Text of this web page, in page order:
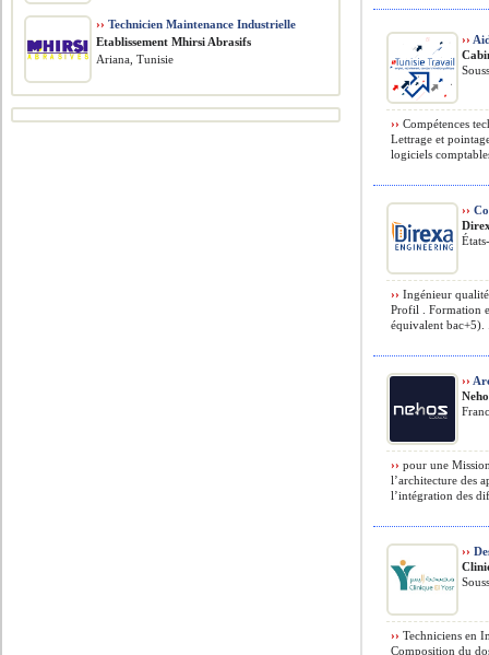
››
›› Compétences
Lettrage et
logiciels
››
›› Ingénieur
Profil . Formation
équivalent bac+5).
››
›› pour une
l’architecture des
l’intégration des
››
›› Techniciens en
Composition du
›› Technicien Maintenance Industrielle
Etablissement Mhirsi Abrasifs
Ariana, Tunisie